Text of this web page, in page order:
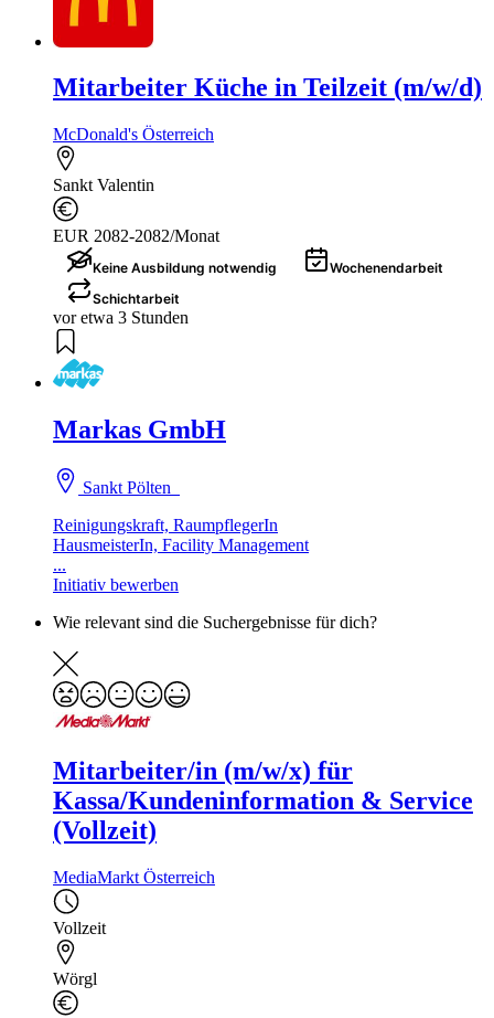
Mitarbeiter Küche in Teilzeit (m/w/d)
McDonald's Österreich
Sankt Valentin
EUR 2082-2082/Monat
Keine Ausbildung notwendig
Wochenendarbeit
Schichtarbeit
vor etwa 3 Stunden
Markas GmbH
Sankt Pölten
Reinigungskraft, RaumpflegerIn
HausmeisterIn, Facility Management
...
Initiativ bewerben
Wie relevant sind die Suchergebnisse für dich?
Mitarbeiter/in (m/w/x) für
Kassa/Kundeninformation & Service
(Vollzeit)
MediaMarkt Österreich
Vollzeit
Wörgl